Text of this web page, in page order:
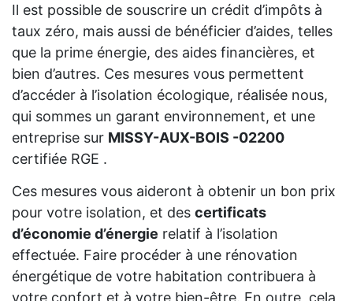
Il est possible de souscrire un crédit d’impôts à
taux zéro, mais aussi de bénéficier d’aides, telles
que la prime énergie, des aides financières, et
bien d’autres. Ces mesures vous permettent
d’accéder à l’isolation écologique, réalisée nous,
qui sommes un garant environnement, et une
entreprise sur MISSY-AUX-BOIS -02200
certifiée RGE .
Ces mesures vous aideront à obtenir un bon prix
pour votre isolation, et des certificats
d’économie d’énergie relatif à l’isolation
effectuée. Faire procéder à une rénovation
énergétique de votre habitation contribuera à
votre confort et à votre bien-être. En outre, cela